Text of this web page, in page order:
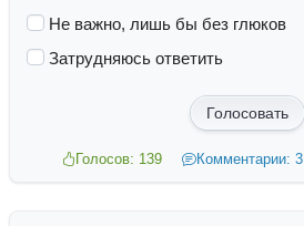
Не важно, лишь бы без глюков
Затрудняюсь ответить
Голосовать
Голосов: 139 Комментарии: 3